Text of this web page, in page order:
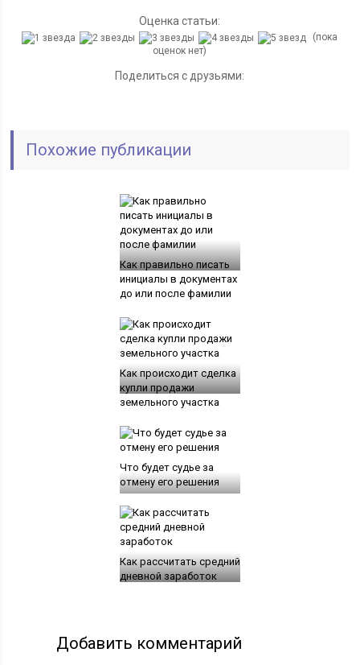
Оценка статьи:
(пока
оценок нет)
Поделиться с друзьями:
Похожие публикации
Как правильно писать
инициалы в документах
до или после фамилии
Как происходит сделка
купли продажи
земельного участка
Что будет судье за
отмену его решения
Как рассчитать средний
дневной заработок
Добавить комментарий